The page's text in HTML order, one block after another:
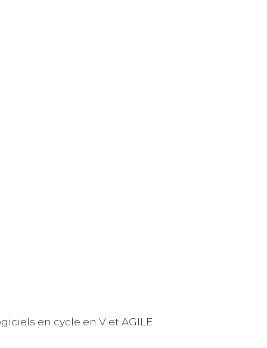
en cycle en V et AGILE